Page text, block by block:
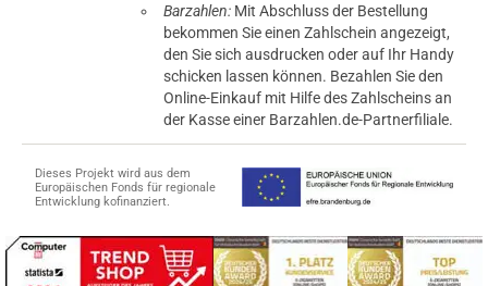
Barzahlen: Mit Abschluss der Bestellung
bekommen Sie einen Zahlschein angezeigt,
den Sie sich ausdrucken oder auf Ihr Handy
schicken lassen können. Bezahlen Sie den
Online-Einkauf mit Hilfe des Zahlscheins an
der Kasse einer Barzahlen.de-Partnerfiliale.
Dieses Projekt wird aus dem
Europäischen Fonds für regionale
Entwicklung kofinanziert.